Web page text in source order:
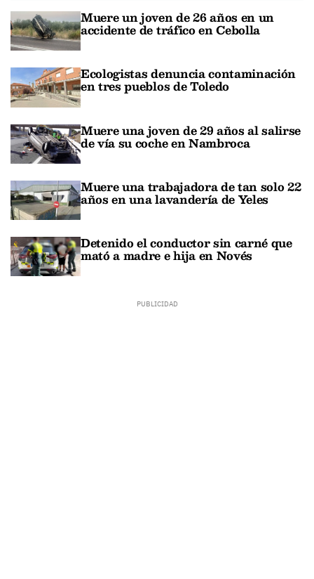
Muere un joven de 26 años en un
accidente de tráfico en Cebolla
Ecologistas denuncia contaminación
en tres pueblos de Toledo
Muere una joven de 29 años al salirse
de vía su coche en Nambroca
Muere una trabajadora de tan solo 22
años en una lavandería de Yeles
Detenido el conductor sin carné que
mató a madre e hija en Novés